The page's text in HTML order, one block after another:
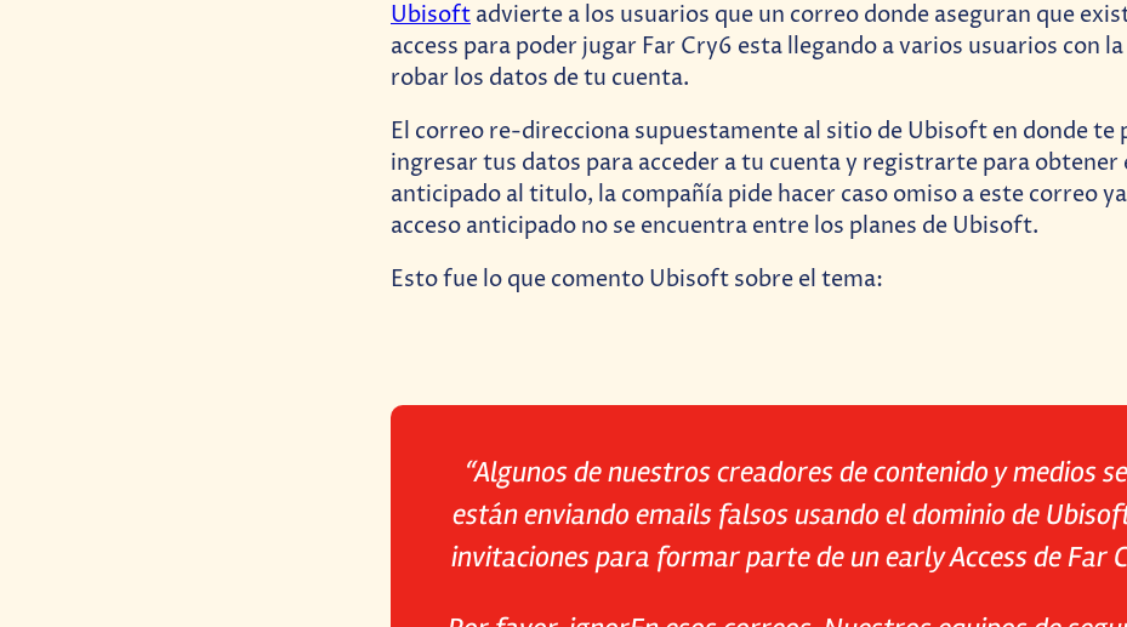
Ubisoft advierte a los usuarios que un correo donde aseguran que
access para poder jugar Far Cry6 esta llegando a varios usuarios con
robar los datos de tu cuenta.
El correo re-direcciona supuestamente al sitio de Ubisoft en donde te
ingresar tus datos para acceder a tu cuenta y registrarte para obtener
anticipado al titulo, la compañía pide hacer caso omiso a este correo
acceso anticipado no se encuentra entre los planes de Ubisoft.
Esto fue lo que comento Ubisoft sobre el tema:
“Algunos de nuestros creadores de contenido y medios
están enviando emails falsos usando el dominio de
invitaciones para formar parte de un early Access de Far